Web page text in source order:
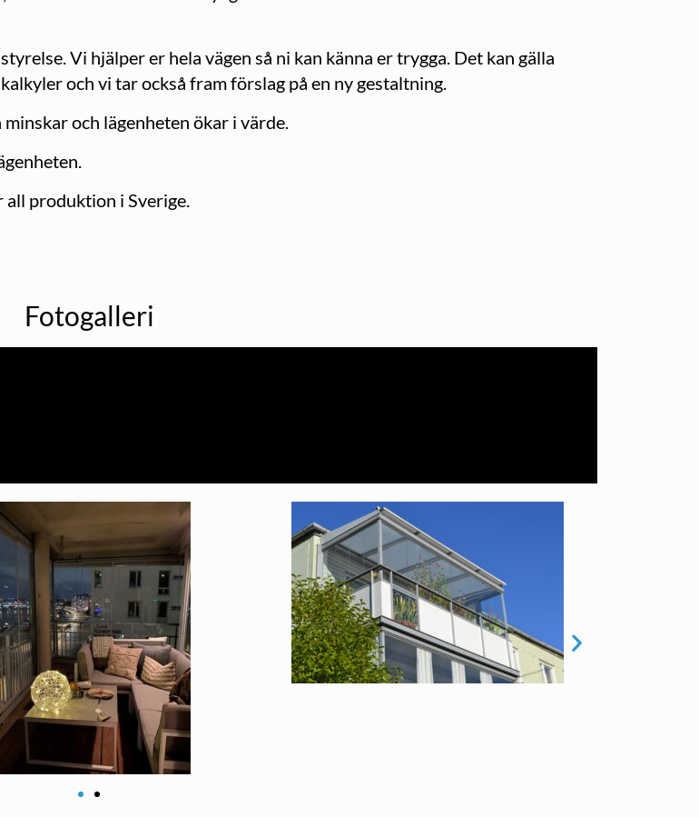
Vi hjälper er hela vägen så ni kan känna er trygga. Det kan gälla
och vi tar också fram förslag på en ny gestaltning.
och lägenheten ökar i värde.
all produktion i Sverige.
Fotogalleri